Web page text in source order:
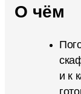
О чём
и к